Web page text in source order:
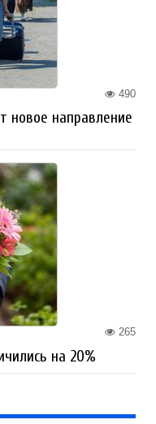
490
новое направление
265
на 20%